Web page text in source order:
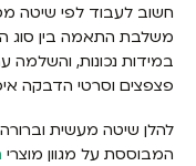
חשוב לעבוד לפי שיטה
משלבת התאמה בין סוג
במידות נכונות, והשלמה
פצפצים וסרטי הדבקה
להלן שיטה מעשית
המבוססת על מגוון מוצרי